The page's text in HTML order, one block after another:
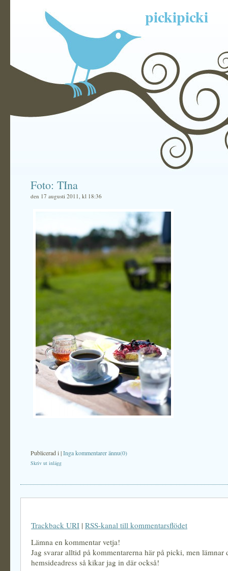
pickipicki
Foto: TIna
den 17 augusti 2011, kl 18:36
Publicerad i|Inga kommentarer ännu(0)
Skriv ut inlägg
Trackback URI | RSS-kanal till kommentarsflödet
Lämna en kommentar vetja!
Jag svarar alltid på kommentarerna här på picki, men lämnar
hemsideadress så kikar jag in där också!